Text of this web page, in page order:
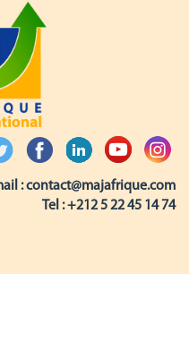
:contact@majafrique.com
Tel :+212 5 22 45 14 74